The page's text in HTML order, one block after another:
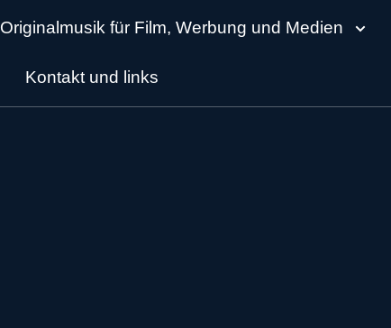
Originalmusik für Film, Werbung und Medien
Kontakt und links